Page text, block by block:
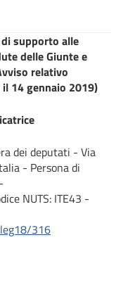
supporto alle
delle Giunte e
relativo
14 gennaio 2019)
dei deputati - Via
- Persona di
NUTS: ITE43 -
316